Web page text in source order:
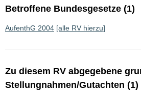
Betroffene Bundesgesetze (1)
AufenthG 2004 [alle RV hierzu]
Zu diesem RV abgegebene
Stellungnahmen/Gutachten (1)